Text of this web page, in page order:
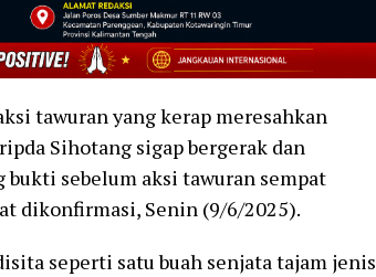
tawuran yang kerap meresahkan
Sihotang sigap bergerak dan
sebelum aksi tawuran sempat
dikonfirmasi, Senin (9/6/2025).
seperti satu buah senjata tajam jenis